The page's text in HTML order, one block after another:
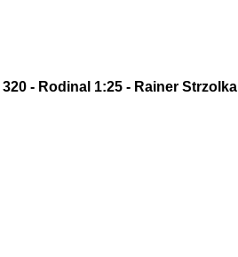
- Rodinal 1:25 - Rainer Strzolka